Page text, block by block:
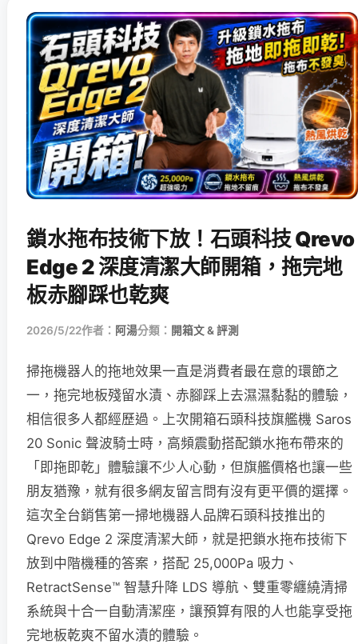
鎖水拖布技術下放！石頭科技 Qrevo
Edge 2 深度清潔大師開箱，拖完地
板赤腳踩也乾爽
2026/5/22作者： 阿湯分類： 開箱文 & 評測
掃拖機器人的拖地效果一直是消費者最在意的環節之
一，拖完地板殘留水漬、赤腳踩上去濕濕黏黏的體驗，
相信很多人都經歷過。上次開箱石頭科技旗艦機 Saros
20 Sonic 聲波騎士時，高頻震動搭配鎖水拖布帶來的
「即拖即乾」體驗讓不少人心動，但旗艦價格也讓一些
朋友猶豫，就有很多網友留言問有沒有更平價的選擇。
這次全台銷售第一掃地機器人品牌石頭科技推出的
Qrevo Edge 2 深度清潔大師，就是把鎖水拖布技術下
放到中階機種的答案，搭配 25,000Pa 吸力、
RetractSense™ 智慧升降 LDS 導航、雙重零纏繞清掃
系統與十合一自動清潔座，讓預算有限的人也能享受拖
完地板乾爽不留水漬的體驗。